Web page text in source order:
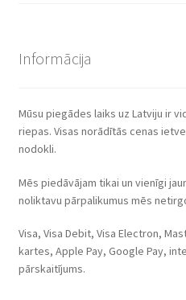
Informācija
Mūsu piegādes laiks uz Latviju ir
riepas. Visas norādītās cenas
nodokli.
Mēs piedāvājam tikai un vienīgi
noliktavu pārpalikumus mēs
Visa, Visa Debit, Visa Electron,
kartes, Apple Pay, Google Pay,
pārskaitījums.